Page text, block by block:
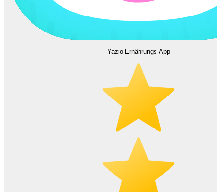
Yazio Ernährungs-App